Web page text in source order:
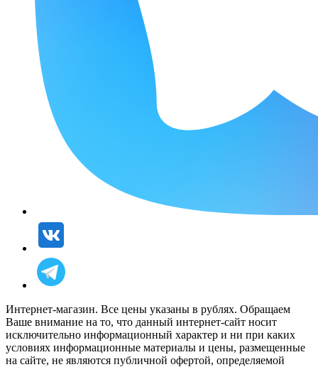
Интернет-магазин. Все цены указаны в рублях. Обращаем
Ваше внимание на то, что данный интернет-сайт носит
исключительно информационный характер и ни при каких
условиях информационные материалы и цены, размещенные
на сайте, не являются публичной офертой, определяемой